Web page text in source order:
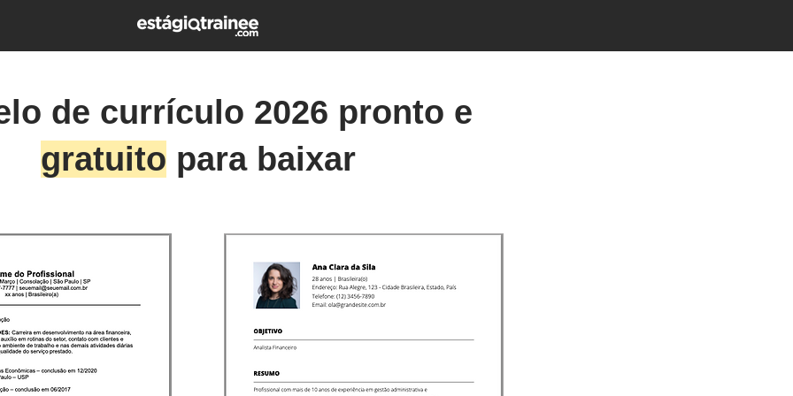
de currículo 2026 pronto e
gratuito para baixar